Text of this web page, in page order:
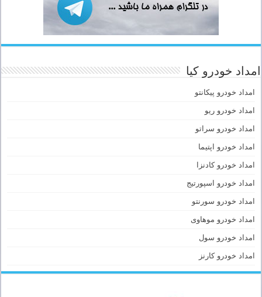
امداد خودرو کیا
امداد خودرو پیکانتو
امداد خودرو ریو
امداد خودرو سراتو
امداد خودرو اپتیما
امداد خودرو کادنزا
امداد خودرو اسپورتیج
امداد خودرو سورنتو
امداد خودرو موهاوی
امداد خودرو سول
امداد خودرو کارنز